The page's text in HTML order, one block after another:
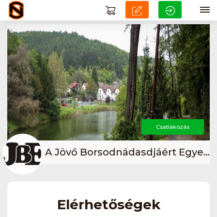
Csatlakozás
A Jövő Borsodnádasdjáért Egyesület
Elérhetőségek